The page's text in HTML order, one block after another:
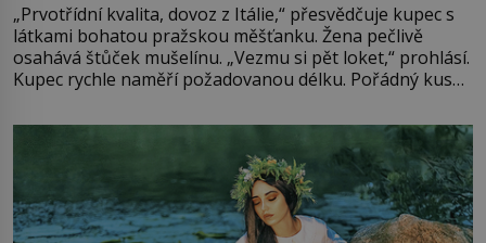
„Prvotřídní kvalita, dovoz z Itálie,“ přesvědčuje kupec s
látkami bohatou pražskou měšťanku. Žena pečlivě
osahává štůček mušelínu. „Vezmu si pět loket,“ prohlásí.
Kupec rychle naměří požadovanou délku. Pořádný kus
milostpaní. Stačí jenom na sukni,“ zhodnotí švadlena
množství růžového mušelínu. „Ošidili vás, podívejte.“